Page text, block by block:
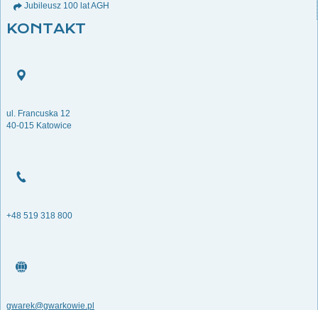
Jubileusz 100 lat AGH
KONTAKT
ul. Francuska 12
40-015 Katowice
+48 519 318 800
gwarek@gwarkowie.pl